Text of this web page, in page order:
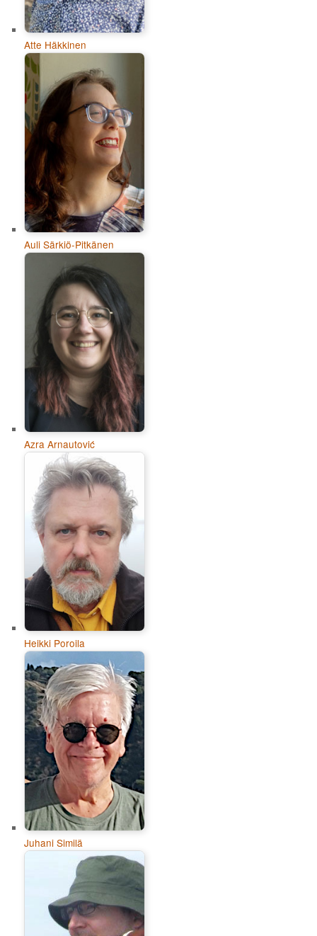
Atte Häkkinen
Auli Särkiö-Pitkänen
Azra Arnautović
Heikki Poroila
Juhani Similä